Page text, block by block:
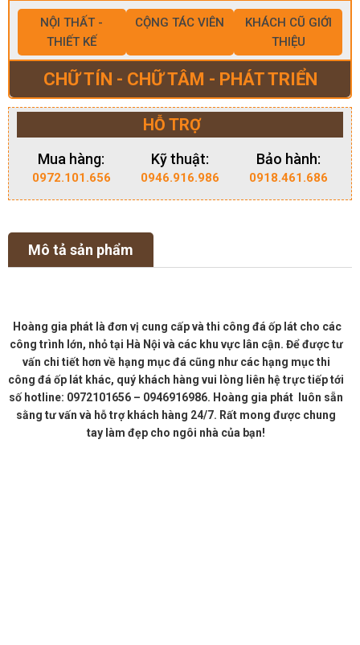
NỘI THẤT -
THIẾT KẾ
CỘNG TÁC VIÊN
KHÁCH CŨ GIỚI
THIỆU
CHỮ TÍN - CHỮ TÂM - PHÁT TRIỂN
HỖ TRỢ
Mua hàng:
0972.101.656
Kỹ thuật:
0946.916.986
Bảo hành:
0918.461.686
Mô tả sản phẩm
Hoàng gia phát là đơn vị cung cấp và thi công đá ốp lát cho các
công trình lớn, nhỏ tại Hà Nội và các khu vực lân cận. Để được tư
vấn chi tiết hơn về hạng mục đá cũng như các hạng mục thi
công đá ốp lát khác, quý khách hàng vui lòng liên hệ trực tiếp tới
số hotline: 0972101656 – 0946916986. Hoàng gia phát luôn sẵn
sằng tư vấn và hỗ trợ khách hàng 24/7. Rất mong được chung
tay làm đẹp cho ngôi nhà của bạn!